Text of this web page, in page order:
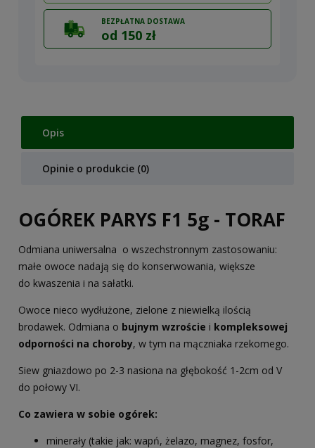
BEZPŁATNA DOSTAWA
od 150 zł
Opis
Opinie o produkcie (0)
OGÓREK PARYS F1 5g - TORAF
Odmiana uniwersalna o wszechstronnym zastosowaniu:
małe owoce nadają się do konserwowania, większe
do kwaszenia i na sałatki.
Owoce nieco wydłużone, zielone z niewielką ilością
brodawek. Odmiana o bujnym wzroście i kompleksowej
odporności na choroby, w tym na mączniaka rzekomego.
Siew gniazdowo po 2-3 nasiona na głębokość 1-2cm od V
do połowy VI.
Co zawiera w sobie ogórek:
minerały (takie jak: wapń, żelazo, magnez, fosfor,